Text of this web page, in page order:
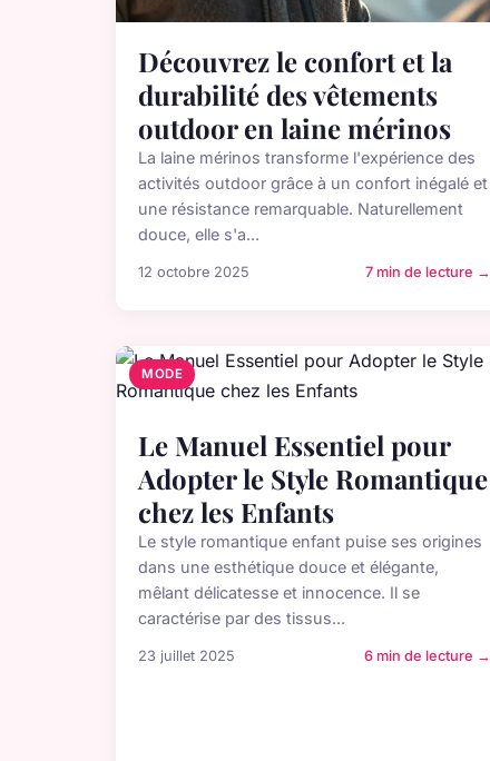
Découvrez le confort et la
durabilité des vêtements
outdoor en laine mérinos
La laine mérinos transforme l'expérience des
activités outdoor grâce à un confort inégalé et
une résistance remarquable. Naturellement
douce, elle s'a...
12 octobre 2025 7 min de lecture →
MODE
Le Manuel Essentiel pour
Adopter le Style Romantique
chez les Enfants
Le style romantique enfant puise ses origines
dans une esthétique douce et élégante,
mêlant délicatesse et innocence. Il se
caractérise par des tissus...
23 juillet 2025 6 min de lecture →